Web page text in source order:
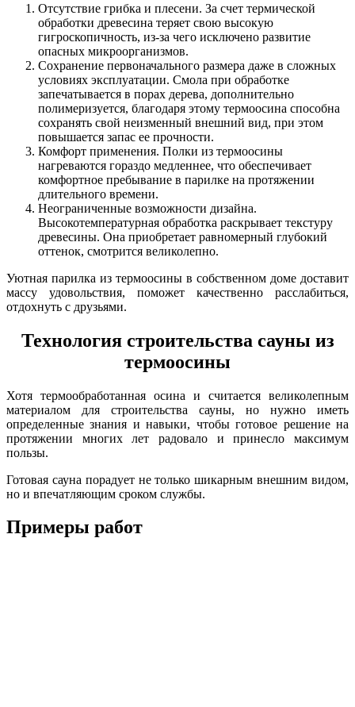
Отсутствие грибка и плесени. За счет термической
обработки древесина теряет свою высокую
гигроскопичность, из-за чего исключено развитие
опасных микроорганизмов.
Сохранение первоначального размера даже в сложных
условиях эксплуатации. Смола при обработке
запечатывается в порах дерева, дополнительно
полимеризуется, благодаря этому термоосина способна
сохранять свой неизменный внешний вид, при этом
повышается запас ее прочности.
Комфорт применения. Полки из термоосины
нагреваются гораздо медленнее, что обеспечивает
комфортное пребывание в парилке на протяжении
длительного времени.
Неограниченные возможности дизайна.
Высокотемпературная обработка раскрывает текстуру
древесины. Она приобретает равномерный глубокий
оттенок, смотрится великолепно.
Уютная парилка из термоосины в собственном доме доставит
массу удовольствия, поможет качественно расслабиться,
отдохнуть с друзьями.
Технология строительства сауны из
термоосины
Хотя термообработанная осина и считается великолепным
материалом для строительства сауны, но нужно иметь
определенные знания и навыки, чтобы готовое решение на
протяжении многих лет радовало и принесло максимум
пользы.
Готовая сауна порадует не только шикарным внешним видом,
но и впечатляющим сроком службы.
Примеры работ